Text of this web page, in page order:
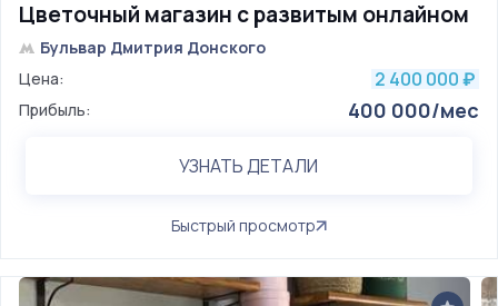
Цветочный магазин с развитым онлайном
Бульвар Дмитрия Донского
Цена:
2 400 000 ₽
Прибыль: 400 000/мес
УЗНАТЬ ДЕТАЛИ
Быстрый просмотр